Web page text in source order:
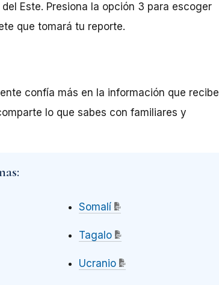
Este. Presiona la opción 3 para escoger
que tomará tu reporte.
confía más en la información que recibe
lo que sabes con familiares y
Somalí
Tagalo
Ucranio